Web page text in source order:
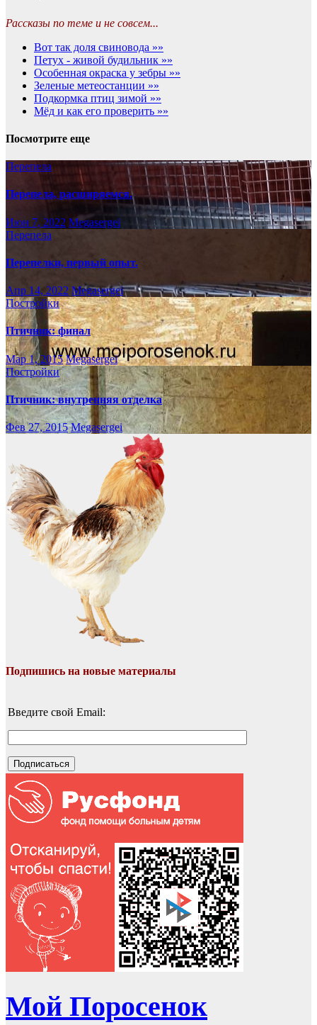
Рассказы по теме и не совсем...
Вот так доля свиновода »»
Петух - живой будильник »»
Особенная окраска у зебры »»
Зеленые метеостанции »»
Подкормка птиц зимой »»
Мёд и как его проверить »»
Посмотрите еще
Перепела
Перепела, расширяемся.
Июн 7, 2022 Megasergei
Перепела
Перепелки, первый опыт.
Апр 14, 2022 Megasergei
Постройки
Птичник: финал
Мар 1, 2015 Megasergei
Постройки
Птичник: внутренняя отделка
Фев 27, 2015 Megasergei
Подпишись на новые материалы
Введите свой Email:
Мой Поросенок